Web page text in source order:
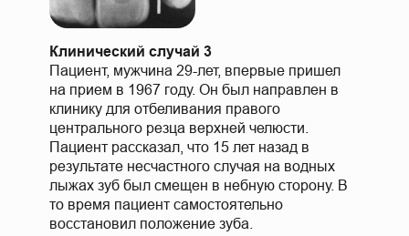
Клинический случай 3
Пациент, мужчина 29-лет, впервые пришел
на прием в 1967 году. Он был направлен в
клинику для отбеливания правого
центрального резца верхней челюсти.
Пациент рассказал, что 15 лет назад в
результате несчастного случая на водных
лыжах зуб был смещен в небную сторону. В
то время пациент самостоятельно
восстановил положение зуба.